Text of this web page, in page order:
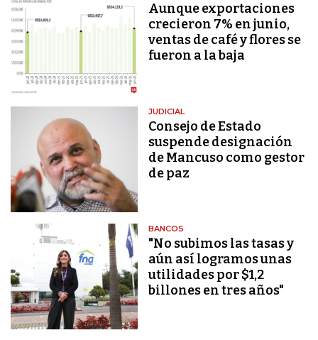
Aunque exportaciones
crecieron 7% en junio,
ventas de café y flores se
fueron a la baja
JUDICIAL
Consejo de Estado
suspende designación
de Mancuso como gestor
de paz
BANCOS
"No subimos las tasas y
aún así logramos unas
utilidades por $1,2
billones en tres años"